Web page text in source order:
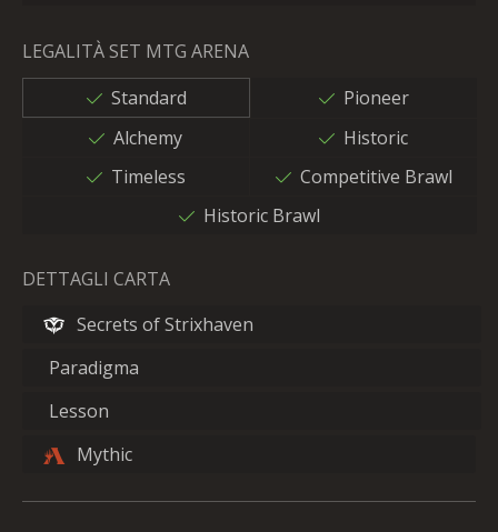
LEGALITÀ SET MTG ARENA
Standard
Pioneer
Alchemy
Historic
Timeless
Competitive Brawl
Historic Brawl
DETTAGLI CARTA
Mythic
Lesson
Paradigma
Secrets of Strixhaven